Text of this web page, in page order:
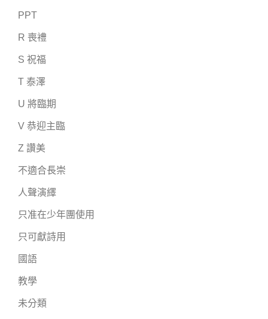
PPT
R 喪禮
S 祝福
T 泰澤
U 將臨期
V 恭迎主臨
Z 讚美
不適合長崇
人聲演繹
只准在少年團使用
只可獻詩用
國語
教學
未分類